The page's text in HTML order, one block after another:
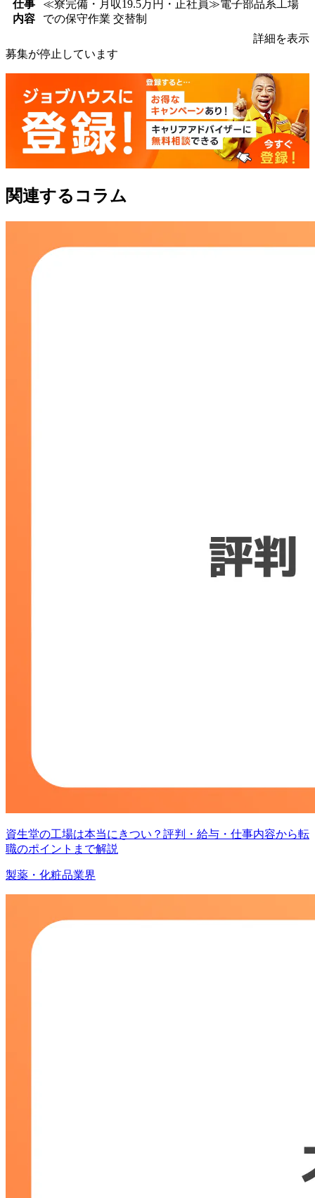
仕事
内容
≪寮完備・月収19.5万円・正社員≫電子部品系工場
での保守作業 交替制
詳細を表示
募集が停止しています
関連するコラム
資生堂の工場は本当にきつい？評判・給与・仕事内容から転
職のポイントまで解説
製薬・化粧品業界